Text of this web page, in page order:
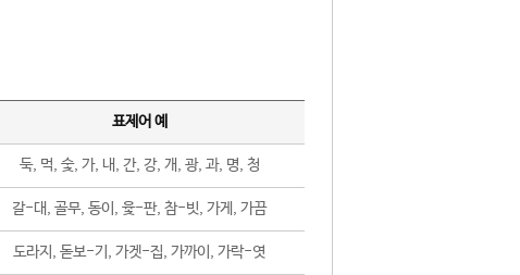
표제어 예
둑, 먹, 숯, 가, 내, 간, 강, 개, 광, 과, 명, 청
갈-대, 골무, 동이, 윷-판, 참-빗, 가게, 가끔
도라지, 돋보-기, 가겟-집, 가까이, 가락-엿